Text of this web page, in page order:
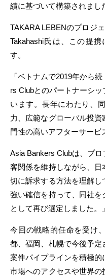
績に基づいて構築されまし
TAKARA LEBENのプロジ
Takahashi氏は、この提
す。
「ベトナムで2019年から
rs Clubとのパートナーシ
います。長年にわたり、
力、広範なグローバル投
門性の高いアフターサービ
Asia Bankers Clubは、プ
客関係を維持しながら、
切に訴求する方法を理解
強い確信を持って、同社
として再び選定しました。」
今回の戦略的任命を受け
都、福岡、札幌で今後予
案件パイプラインを積極
市場へのアクセスや世界